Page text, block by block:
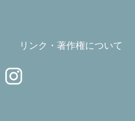
リンク・著作権について